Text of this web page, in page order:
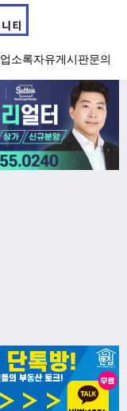
업소록자유게시판문의